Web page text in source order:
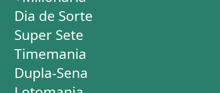
Mega-Sena
Lotofácil
Quina
+Milionária
Dia de Sorte